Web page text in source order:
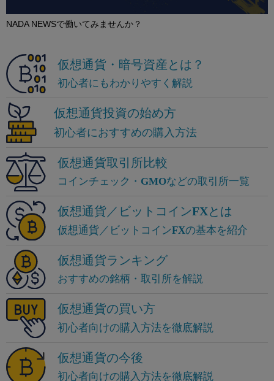
NADA NEWSで働いてみませんか？